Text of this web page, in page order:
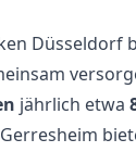
Düsseldorf
jährlich etwa